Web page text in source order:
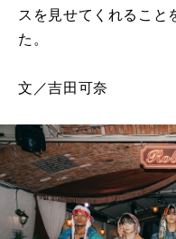
スを見せてくれること
た。
文／吉田可奈